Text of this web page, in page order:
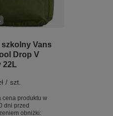
szkolny Vans
Drop V
22L
/ szt.
cena produktu w
dni przed
obniżki: